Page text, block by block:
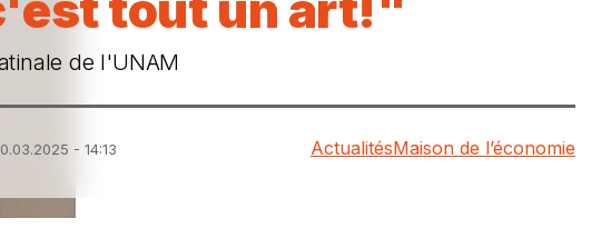
de l'UNAM
- 14:13 ActualitésMaison de l’économie